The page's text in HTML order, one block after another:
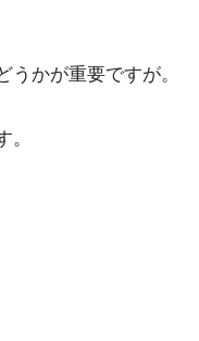
かが重要ですが。
。